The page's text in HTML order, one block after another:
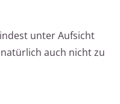
unter Aufsicht
auch nicht zu